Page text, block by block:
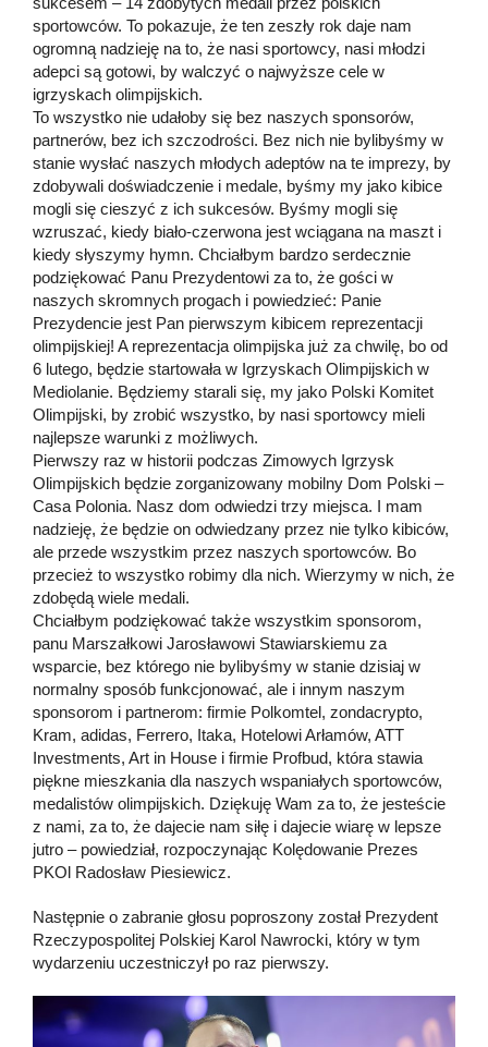
sportowców. To pokazuje, że ten zeszły rok daje nam
ogromną nadzieję na to, że nasi sportowcy, nasi młodzi
adepci są gotowi, by walczyć o najwyższe cele w
igrzyskach olimpijskich.
To wszystko nie udałoby się bez naszych sponsorów,
partnerów, bez ich szczodrości. Bez nich nie bylibyśmy w
stanie wysłać naszych młodych adeptów na te imprezy, by
zdobywali doświadczenie i medale, byśmy my jako kibice
mogli się cieszyć z ich sukcesów. Byśmy mogli się
wzruszać, kiedy biało-czerwona jest wciągana na maszt i
kiedy słyszymy hymn. Chciałbym bardzo serdecznie
podziękować Panu Prezydentowi za to, że gości w
naszych skromnych progach i powiedzieć: Panie
Prezydencie jest Pan pierwszym kibicem reprezentacji
olimpijskiej! A reprezentacja olimpijska już za chwilę, bo od
6 lutego, będzie startowała w Igrzyskach Olimpijskich w
Mediolanie. Będziemy starali się, my jako Polski Komitet
Olimpijski, by zrobić wszystko, by nasi sportowcy mieli
najlepsze warunki z możliwych.
Pierwszy raz w historii podczas Zimowych Igrzysk
Olimpijskich będzie zorganizowany mobilny Dom Polski –
Casa Polonia. Nasz dom odwiedzi trzy miejsca. I mam
nadzieję, że będzie on odwiedzany przez nie tylko kibiców,
ale przede wszystkim przez naszych sportowców. Bo
przecież to wszystko robimy dla nich. Wierzymy w nich, że
zdobędą wiele medali.
Chciałbym podziękować także wszystkim sponsorom,
panu Marszałkowi Jarosławowi Stawiarskiemu za
wsparcie, bez którego nie bylibyśmy w stanie dzisiaj w
normalny sposób funkcjonować, ale i innym naszym
sponsorom i partnerom: firmie Polkomtel, zondacrypto,
Kram, adidas, Ferrero, Itaka, Hotelowi Arłamów, ATT
Investments, Art in House i firmie Profbud, która stawia
piękne mieszkania dla naszych wspaniałych sportowców,
medalistów olimpijskich. Dziękuję Wam za to, że jesteście
z nami, za to, że dajecie nam siłę i dajecie wiarę w lepsze
jutro – powiedział, rozpoczynając Kolędowanie Prezes
PKOl Radosław Piesiewicz.
Następnie o zabranie głosu poproszony został Prezydent
Rzeczypospolitej Polskiej Karol Nawrocki, który w tym
wydarzeniu uczestniczył po raz pierwszy.